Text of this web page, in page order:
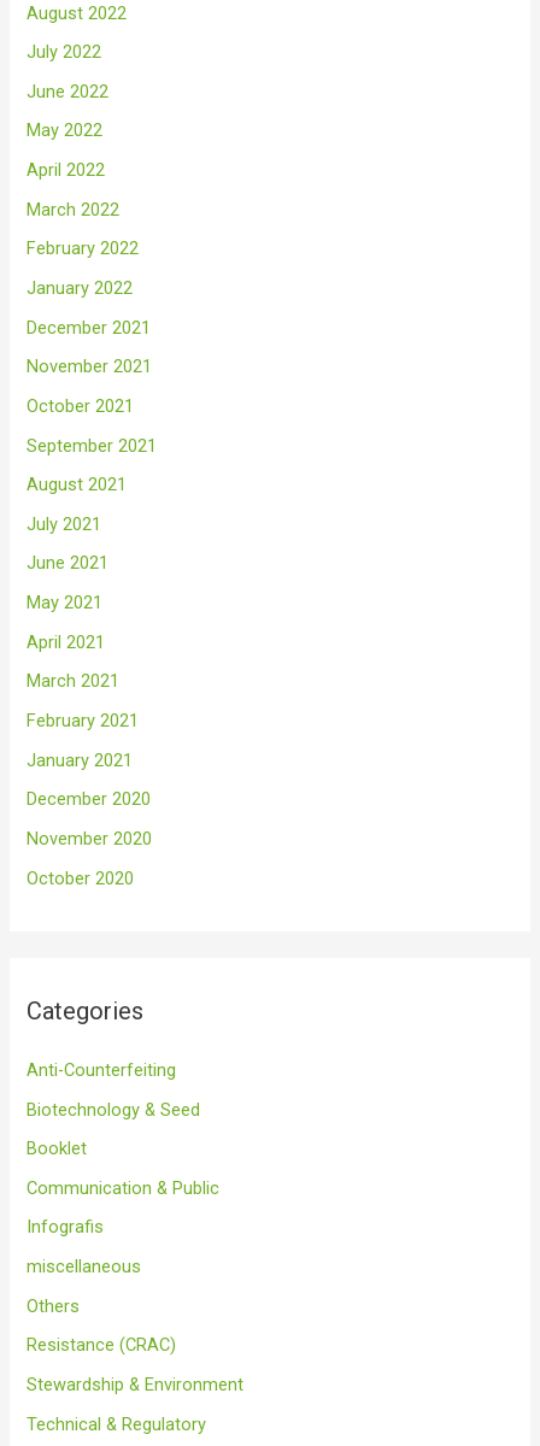
August 2022
July 2022
June 2022
May 2022
April 2022
March 2022
February 2022
January 2022
December 2021
November 2021
October 2021
September 2021
August 2021
July 2021
June 2021
May 2021
April 2021
March 2021
February 2021
January 2021
December 2020
November 2020
October 2020
Categories
Anti-Counterfeiting
Biotechnology & Seed
Booklet
Communication & Public
Infografis
miscellaneous
Others
Resistance (CRAC)
Stewardship & Environment
Technical & Regulatory